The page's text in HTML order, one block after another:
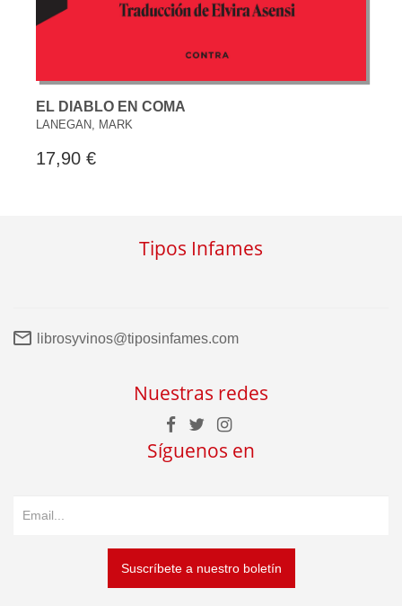
EL DIABLO EN COMA
LANEGAN, MARK
17,90 €
Tipos Infames
librosyvinos@tiposinfames.com
Nuestras redes
Síguenos en
Suscríbete a nuestro boletín